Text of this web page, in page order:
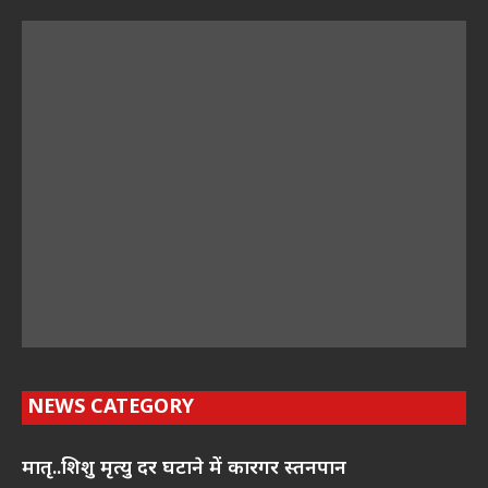
NEWS CATEGORY
मातृ..शिशु मृत्यु दर घटाने में कारगर स्तनपान